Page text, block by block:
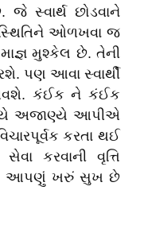
સ્વાર્થ છોડવાને
સ્થિતિને ઓળખવા જ
મુશ્કેલ છે. તેની
પણ આવા સ્વાર્થી
કંઈક ને કંઈક
અજાણ્યે આપીએ
કરતા થઈ
કરવાની વૃત્તિ
આપણું ખરું સુખ છે